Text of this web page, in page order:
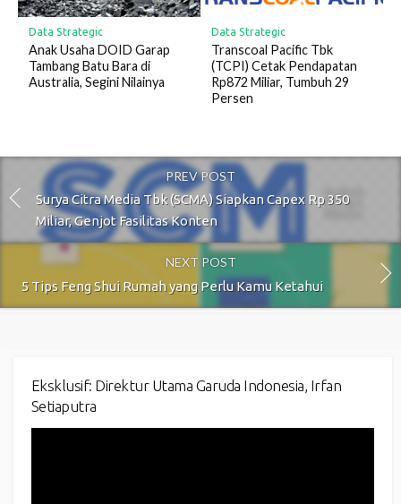
Data Strategic
Anak Usaha DOID Garap
Tambang Batu Bara di
Australia, Segini Nilainya
Data Strategic
Transcoal Pacific Tbk
(TCPI) Cetak Pendapatan
Rp872 Miliar, Tumbuh 29
Persen
PREV POST
Surya Citra Media Tbk (SCMA) Siapkan Capex Rp 350
Miliar, Genjot Fasilitas Konten
NEXT POST
5 Tips Feng Shui Rumah yang Perlu Kamu Ketahui
Eksklusif: Direktur Utama Garuda Indonesia, Irfan
Setiaputra